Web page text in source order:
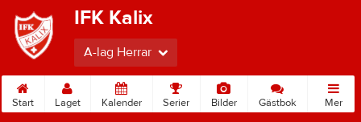
IFK Kalix
A-lag Herrar
Start Laget Kalender Serier Bilder Gästbok Mer